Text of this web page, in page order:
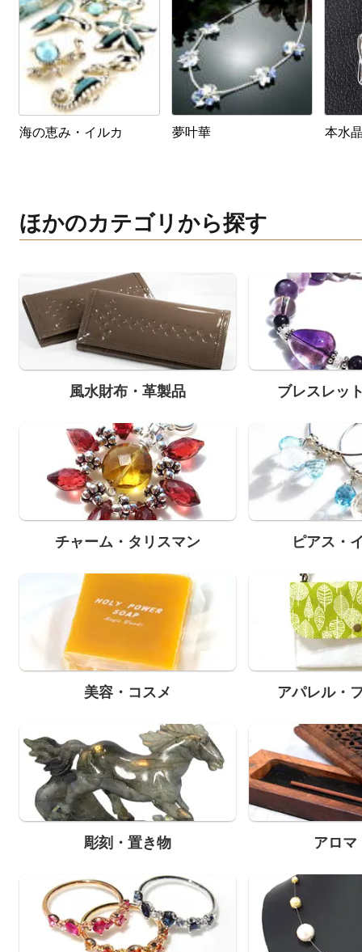
海の恵み・イルカ 夢叶華 本水
ほかのカテゴリから探す
風水財布・革製品 ブレスレッ
チャーム・タリスマン ピアス・
美容・コスメ アパレル・
彫刻・置き物 アロマ